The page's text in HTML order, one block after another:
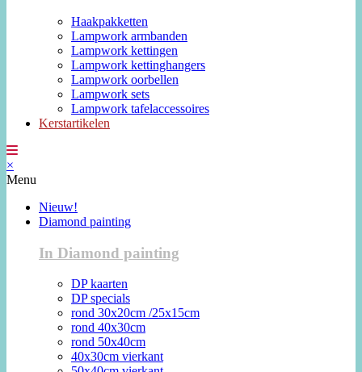
Haakpakketten
Lampwork armbanden
Lampwork kettingen
Lampwork kettinghangers
Lampwork oorbellen
Lampwork sets
Lampwork tafelaccessoires
Kerstartikelen
×
Menu
Nieuw!
Diamond painting
In Diamond painting
DP kaarten
DP specials
rond 30x20cm /25x15cm
rond 40x30cm
rond 50x40cm
40x30cm vierkant